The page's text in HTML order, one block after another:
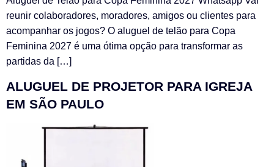
reunir colaboradores, moradores, amigos ou clientes para
acompanhar os jogos? O aluguel de telão para Copa
Feminina 2027 é uma ótima opção para transformar as
partidas da […]
ALUGUEL DE PROJETOR PARA IGREJA
EM SÃO PAULO